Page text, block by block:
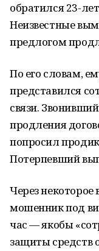
обратился 23-
Неизвестные
предлогом
По его словам,
представился
связи.
продления
попросил
Потерпевший
Через
мошенник под
час — якобы
защиты средств